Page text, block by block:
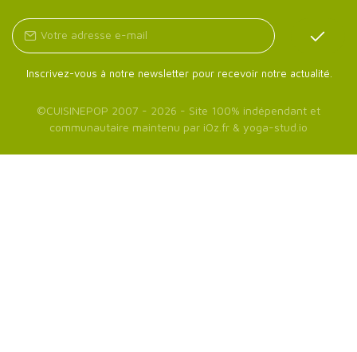
Inscrivez-vous à notre newsletter pour recevoir notre actualité.
©CUISINEPOP 2007 - 2026 - Site 100% indépendant et
communautaire maintenu par iOz.fr & yoga-stud.io